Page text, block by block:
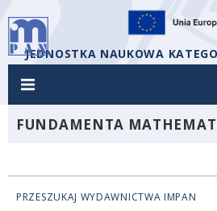
JEDNOSTKA NAUKOWA
FUNDAMENTA
PRZESZUKAJ WYDAWNICTWA IMPAN